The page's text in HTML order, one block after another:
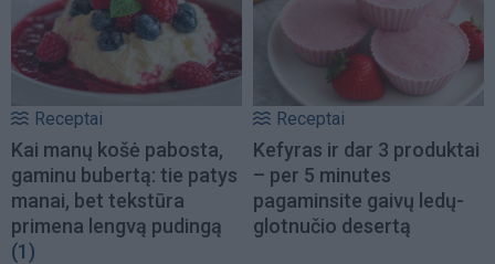
Receptai
Kai manų košė pabosta,
gaminu bubertą: tie patys
manai, bet tekstūra
primena lengvą pudingą
(1)
Receptai
Kefyras ir dar 3 produktai
– per 5 minutes
pagaminsite gaivų ledų-
glotnučio desertą